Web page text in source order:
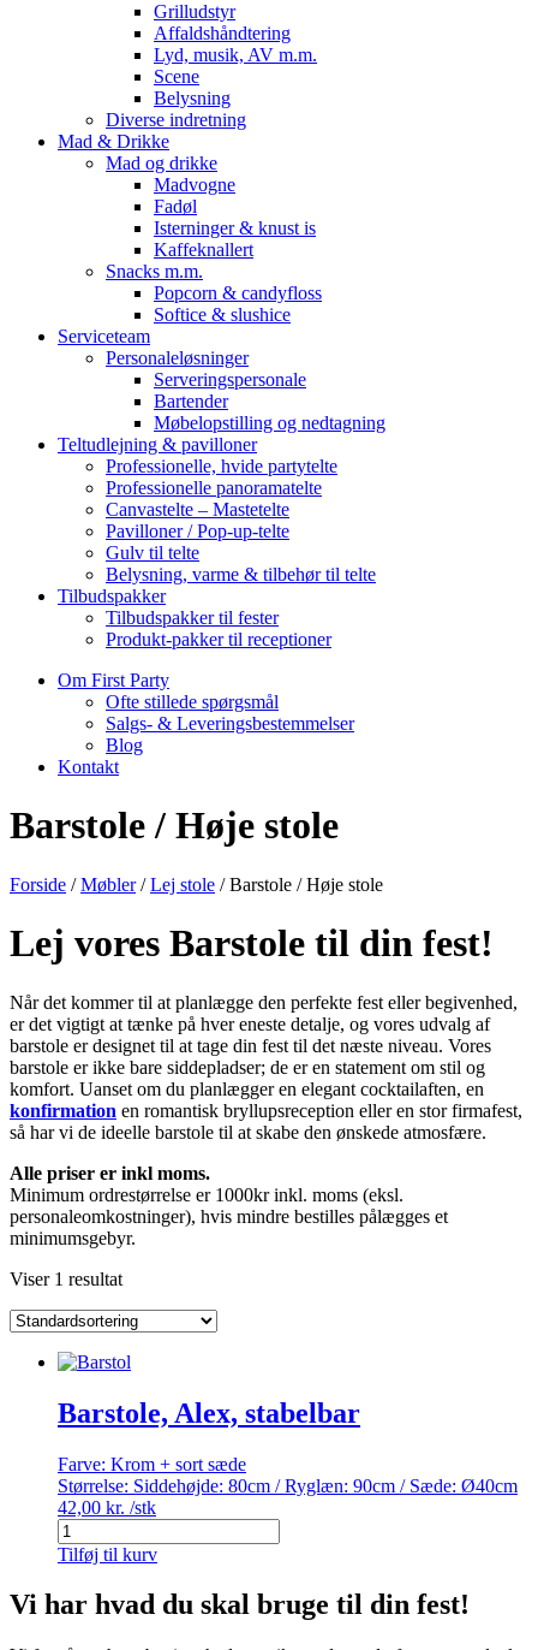
Grilludstyr
Affaldshåndtering
Lyd, musik, AV m.m.
Scene
Belysning
Diverse indretning
Mad & Drikke
Mad og drikke
Madvogne
Fadøl
Isterninger & knust is
Kaffeknallert
Snacks m.m.
Popcorn & candyfloss
Softice & slushice
Serviceteam
Personaleløsninger
Serveringspersonale
Bartender
Møbelopstilling og nedtagning
Teltudlejning & pavilloner
Professionelle, hvide partytelte
Professionelle panoramatelte
Canvastelte – Mastetelte
Pavilloner / Pop-up-telte
Gulv til telte
Belysning, varme & tilbehør til telte
Tilbudspakker
Tilbudspakker til fester
Produkt-pakker til receptioner
Om First Party
Ofte stillede spørgsmål
Salgs- & Leveringsbestemmelser
Blog
Kontakt
Barstole / Høje stole
Forside /Møbler/Lej stole / Barstole / Høje stole
Lej vores Barstole til din fest!
Når det kommer til at planlægge den perfekte fest eller begivenhed,
er det vigtigt at tænke på hver eneste detalje, og vores udvalg af
barstole er designet til at tage din fest til det næste niveau. Vores
barstole er ikke bare siddepladser; de er en statement om stil og
komfort. Uanset om du planlægger en elegant cocktailaften, en
konfirmation en romantisk bryllupsreception eller en stor firmafest,
så har vi de ideelle barstole til at skabe den ønskede atmosfære.
Alle priser er inkl moms.
Minimum ordrestørrelse er 1000kr inkl. moms (eksl.
personaleomkostninger), hvis mindre bestilles pålægges et
minimumsgebyr.
Viser 1 resultat
Barstole, Alex, stabelbar
Farve: Krom + sort sæde
Størrelse: Siddehøjde: 80cm / Ryglæn: 90cm / Sæde: Ø40cm
42,00 kr. /stk
Barstole,
Alex,
stabelbar
Tilføj til kurv
Vi har hvad du skal bruge til din fest!